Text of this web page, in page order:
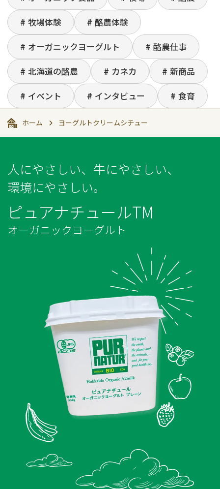
牧場体験
酪農体験
オーガニックヨーグルト
酪農仕事
北海道の酪農
カネカ
新商品
イベント
インタビュー 食育
ホーム ヨーグルトクリームシチュー
人にやさしい、牛にやさしい、
環境にやさしい。
ピュアナチュールTM
オーガニックヨーグルト